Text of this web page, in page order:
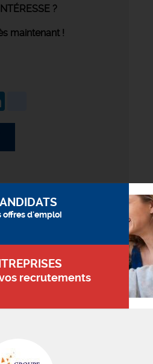
?
maintenant !
offres d'emploi
recrutements